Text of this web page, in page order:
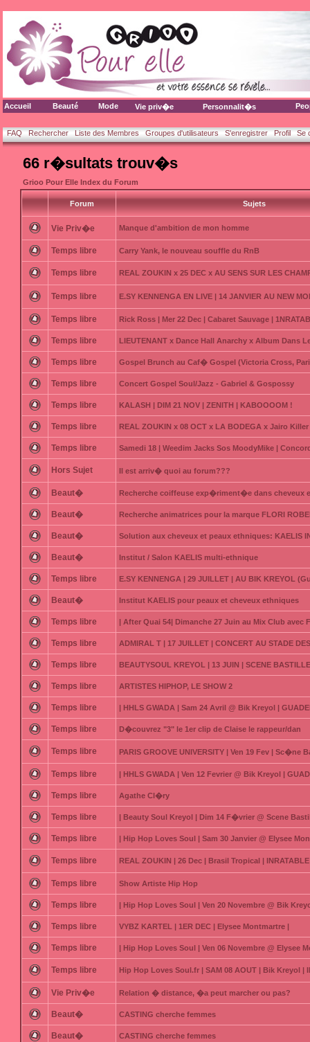
Accueil Beauté Mode Vie priv�e Personnalit�s
FAQ Rechercher Liste des Membres Groupes d'utilisateurs S'enregistrer Profil Se
66 r�sultats trouv�s
Grioo Pour Elle Index du Forum
Forum Sujets
Vie Priv�e Manque d'ambition de mon homme
Temps libre Carry Yank, le nouveau souffle du RnB
Temps libre REAL ZOUKIN x 25 DEC x AU SENS SUR LES
Temps libre E.SY KENNENGA EN LIVE | 14 JANVIER AU NEW
Temps libre Rick Ross | Mer 22 Dec | Cabaret Sauvage |
Temps libre LIEUTENANT x Dance Hall Anarchy x Album Dans
Temps libre Gospel Brunch au Caf� Gospel (Victoria Cross,
Temps libre Concert Gospel Soul/Jazz - Gabriel & Gospossy
Temps libre KALASH | DIM 21 NOV | ZENITH | KABOOOOM !
Temps libre REAL ZOUKIN x 08 OCT x LA BODEGA x Jairo
Temps libre Samedi 18 | Weedim Jacks Sos MoodyMike |
Hors Sujet Il est arriv� quoi au forum???
Beaut� Recherche coiffeuse exp�riment�e dans cheveux
Beaut� Recherche animatrices pour la marque FLORI
Beaut� Solution aux cheveux et peaux ethniques: KAELIS
Beaut� Institut / Salon KAELIS multi-ethnique
Temps libre E.SY KENNENGA | 29 JUILLET | AU BIK KREYOL
Beaut� Institut KAELIS pour peaux et cheveux ethniques
Temps libre | After Quai 54| Dimanche 27 Juin au Mix Club avec
Temps libre ADMIRAL T | 17 JUILLET | CONCERT AU STADE
Temps libre BEAUTYSOUL KREYOL | 13 JUIN | SCENE
Temps libre ARTISTES HIPHOP, LE SHOW 2
Temps libre | HHLS GWADA | Sam 24 Avril @ Bik Kreyol |
Temps libre D�couvrez "3" le 1er clip de Claise le rappeur/dan
Temps libre PARIS GROOVE UNIVERSITY | Ven 19 Fev | Sc�ne
Temps libre | HHLS GWADA | Ven 12 Fevrier @ Bik Kreyol |
Temps libre Agathe Cl�ry
Temps libre | Beauty Soul Kreyol | Dim 14 F�vrier @ Scene
Temps libre | Hip Hop Loves Soul | Sam 30 Janvier @ Elysee
Temps libre REAL ZOUKIN | 26 Dec | Brasil Tropical |
Temps libre Show Artiste Hip Hop
Temps libre | Hip Hop Loves Soul | Ven 20 Novembre @ Bik
Temps libre VYBZ KARTEL | 1ER DEC | Elysee Montmartre |
Temps libre | Hip Hop Loves Soul | Ven 06 Novembre @ Elysee
Temps libre Hip Hop Loves Soul.fr | SAM 08 AOUT | Bik Kreyol |
Vie Priv�e Relation � distance, �a peut marcher ou pas?
Beaut� CASTING cherche femmes
Beaut� CASTING cherche femmes